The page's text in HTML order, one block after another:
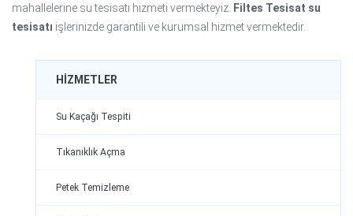
mahallelerine su tesisatı hizmeti vermekteyiz. Filtes Tesisat su
tesisatı işlerinizde garantili ve kurumsal hizmet vermektedir.
HIZMETLER
Su Kaçağı Tespiti
Tıkanıklık Açma
Petek Temizleme